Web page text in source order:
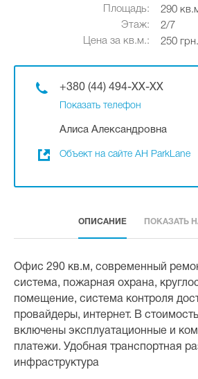
Площадь:
290
Этаж:
2/7
Цена за кв.м.:
250 грн.
+380 (44) 494-XX-XX
Показать телефон
Алиса Александровна
Объект на сайте АН ParkLane
ОПИСАНИЕ ПОКАЗАТЬ
Офис 290 кв.м, современный
система, пожарная охрана,
помещение, система контроля
провайдеры, интернет. В
включены эксплуатационные и
платежи. Удобная транспортная
инфраструктура